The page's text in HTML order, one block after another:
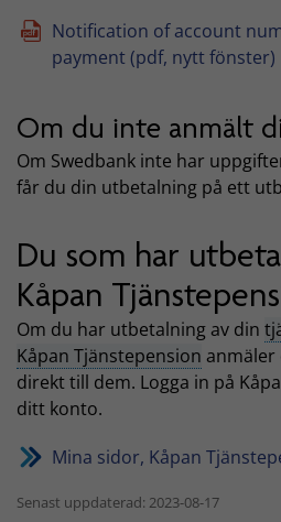
Notification of account
payment (pdf, nytt fönster)
Om du inte anmält
Om Swedbank inte har
får du din utbetalning på ett
Du som har
Kåpan
Om du har utbetalning av din
Kåpan Tjänstepension
direkt till dem. Logga in på
ditt konto.
Mina sidor, Kåpan
Senast uppdaterad: 2023-08-17